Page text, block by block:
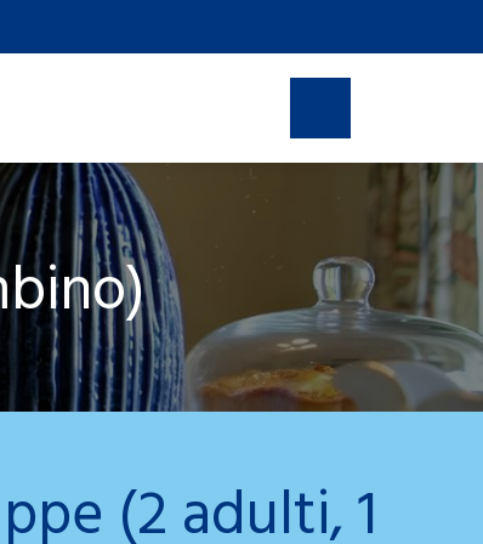
online
(2 adulti, 1